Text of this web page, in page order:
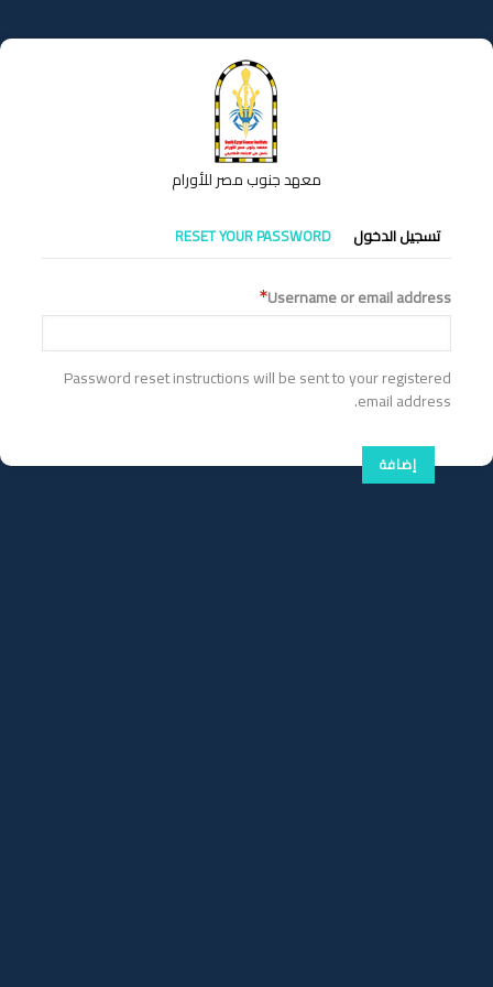
إلى
المحتوى
معهد جنوب مصر للأورام
التبويبات
الأساسية
تسجيل الدخول RESET YOUR PASSWORD
Username or email address
Password reset instructions will be sent to your registered
email address.